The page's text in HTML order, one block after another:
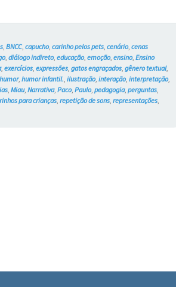
,BNCC ,capucho,carinho pelos pets ,cenário,cenas
,diálogo indireto,educação,emoção,ensino,Ensino
,exercícios ,expressões ,gatos engraçados ,gênero textual,
humor,humor infantil. ,ilustração,interação,interpretação,
,Miau,Narrativa,Paco,Paulo,pedagogia,perguntas
para crianças ,repetição de sons ,representações